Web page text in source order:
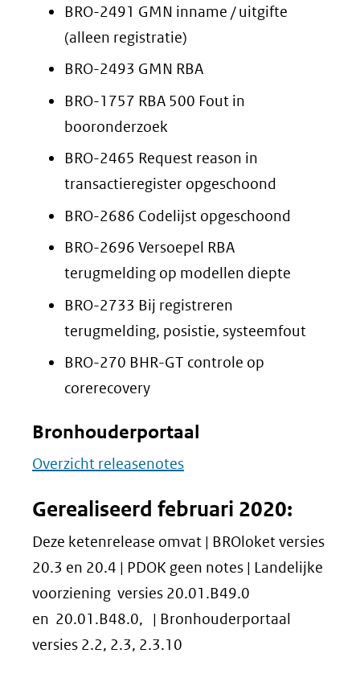
BRO-2491 GMN inname / uitgifte
(alleen registratie)
BRO-2493 GMN RBA
BRO-1757 RBA 500 Fout in
booronderzoek
BRO-2465 Request reason in
transactieregister opgeschoond
BRO-2686 Codelijst opgeschoond
BRO-2696 Versoepel RBA
terugmelding op modellen diepte
BRO-2733 Bij registreren
terugmelding, posistie, systeemfout
BRO-270 BHR-GT controle op
corerecovery
Bronhouderportaal
Overzicht releasenotes
Gerealiseerd februari 2020:
Deze ketenrelease omvat | BROloket versies
20.3 en 20.4 | PDOK geen notes | Landelijke
voorziening versies 20.01.B49.0
en 20.01.B48.0, | Bronhouderportaal
versies 2.2, 2.3, 2.3.10